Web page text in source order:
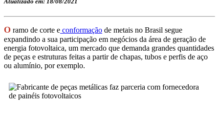
O ramo de corte e conformação de metais no Brasil segue
expandindo a sua participação em negócios da área de geração de
energia fotovoltaica, um mercado que demanda grandes quantidades
de peças e estruturas feitas a partir de chapas, tubos e perfis de aço
ou alumínio, por exemplo.